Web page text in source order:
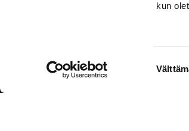
kun
Hockey-Team Vaasan Sport Oy